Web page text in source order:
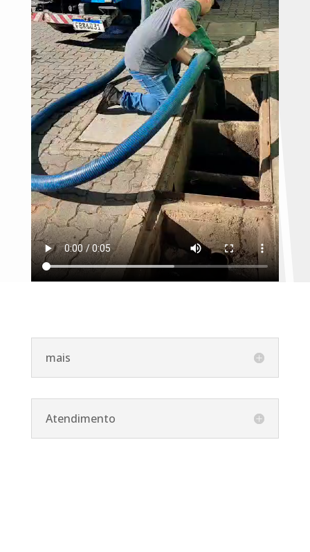
mais
Atendimento